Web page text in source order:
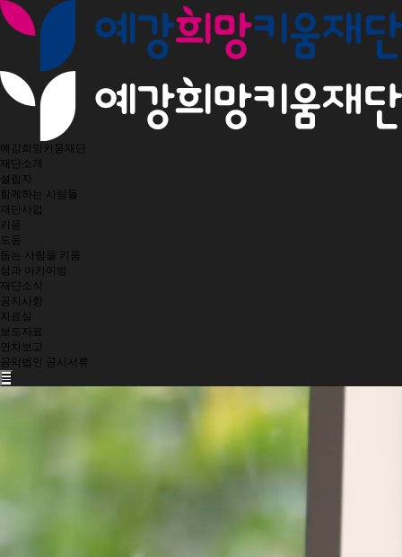
예강희망키움재단
재단소개
설립자
함께하는 사람들
재단사업
키움
도움
돕는 사람을 키움
성과 아카이빙
재단소식
공지사항
자료실
보도자료
연차보고
공익법인 공시서류